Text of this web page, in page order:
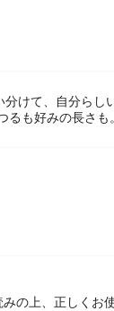
けて、自分らし